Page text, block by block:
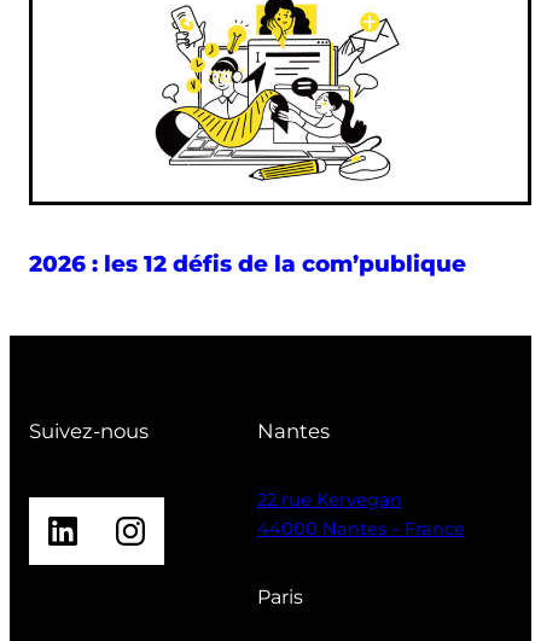
2026 : les 12 défis de la com’publique
Suivez-nous
LinkedInInstagram
Nantes
22 rue Kervegan
44000 Nantes – France
Paris